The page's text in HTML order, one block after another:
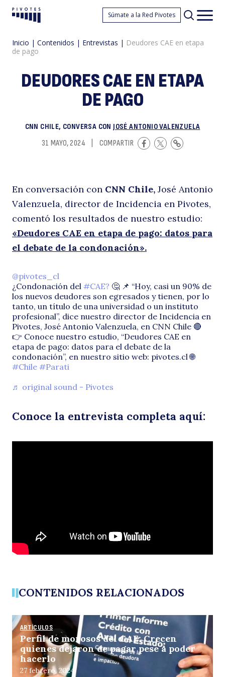
Pivotes Súmate a la Red Pivotes
Buscar
Inicio | Contenidos | Entrevistas | Deudores CAE en etapa
de pago
DEUDORES CAE EN ETAPA
DE PAGO
CNN CHILE, CONVERSA CONJOSÉ ANTONIO VALENZUELA
31 MAYO, 2024
COMPARTIR
En conversación con CNN Chile, José Antonio
Valenzuela, director de Incidencia en Pivotes,
comentó los resultados de nuestro estudio:
«Deudores CAE en etapa de pago: datos para
el debate de la condonación».
@pivotes_cl
¿Condonación del #CAE? 🤔 📌 “Hoy, casi un 90% de
los nuevos deudores son egresados y tienen, por lo
tanto, un título de una universidad o un instituto
profesional”, dice nuestro director de Incidencia en
Pivotes, José Antonio Valenzuela, en CNN Chile 🔴
👉 Conoce nuestro estudio, “Deudores CAE en
etapa de pago: datos para el debate de la
condonación”, en nuestro sitio web: pivotes.cl 🌐
#Chile #Parati
♬ original sound - Pivotes
Conoce la entrevista completa aquí:
CONTENIDOS RELACIONADOS
ARTÍCULOS
Perfil de morosos del CAE: Crecen
quienes dejaron de pagar pese a poder
hacerlo
27 febrero, 2024